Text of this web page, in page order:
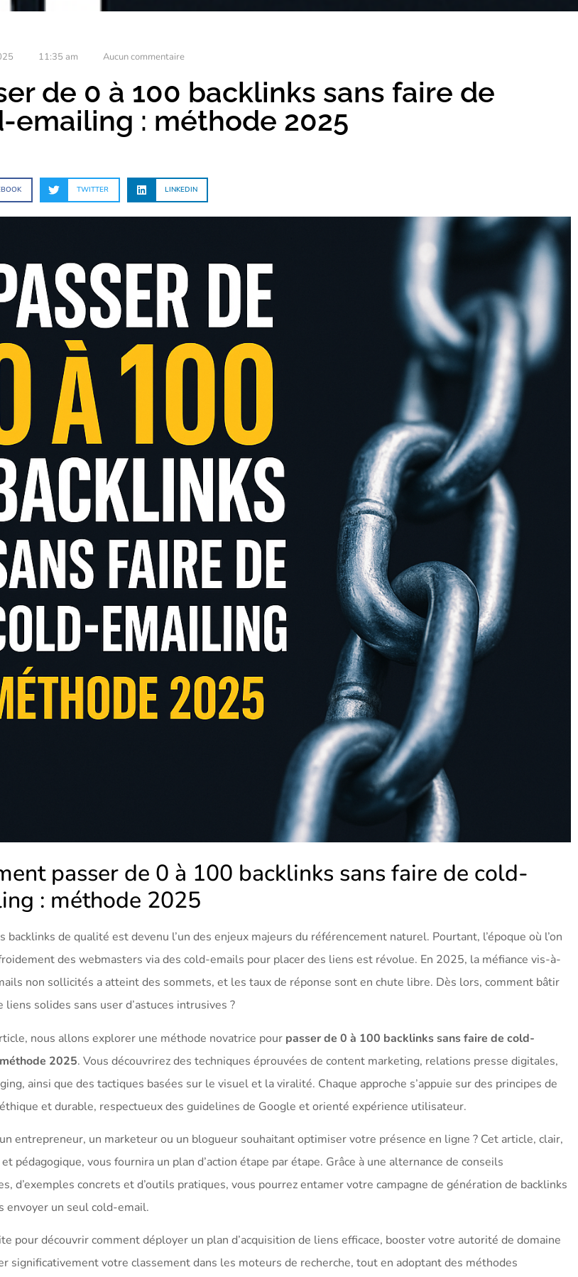
11:35 am Aucun commentaire
de 0 à 100 backlinks sans faire de
emailing : méthode 2025
TWITTER LINKEDIN
passer de 0 à 100 backlinks sans faire de cold-
: méthode 2025
backlinks de qualité est devenu l’un des enjeux majeurs du référencement naturel. Pourtant, l’époque où l’on
des webmasters via des cold-emails pour placer des liens est révolue. En 2025, la méfiance vis-à-
non sollicités a atteint des sommets, et les taux de réponse sont en chute libre. Dès lors, comment bâtir
liens solides sans user d’astuces intrusives ?
nous allons explorer une méthode novatrice pour passer de 0 à 100 backlinks sans faire de cold-
2025. Vous découvrirez des techniques éprouvées de content marketing, relations presse digitales,
ainsi que des tactiques basées sur le visuel et la viralité. Chaque approche s’appuie sur des principes de
et durable, respectueux des guidelines de Google et orienté expérience utilisateur.
entrepreneur, un marketeur ou un blogueur souhaitant optimiser votre présence en ligne ? Cet article, clair,
pédagogique, vous fournira un plan d’action étape par étape. Grâce à une alternance de conseils
d’exemples concrets et d’outils pratiques, vous pourrez entamer votre campagne de génération de backlinks
envoyer un seul cold-email.
pour découvrir comment déployer un plan d’acquisition de liens efficace, booster votre autorité de domaine
significativement votre classement dans les moteurs de recherche, tout en adoptant des méthodes